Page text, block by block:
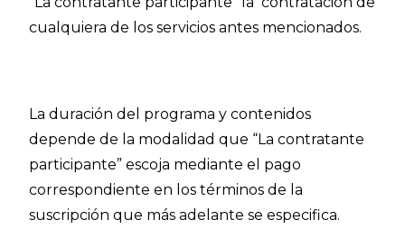
cualquiera de los servicios antes mencionados.
La duración del programa y contenidos
depende de la modalidad que “La contratante
participante” escoja mediante el pago
correspondiente en los términos de la
suscripción que más adelante se especifica.